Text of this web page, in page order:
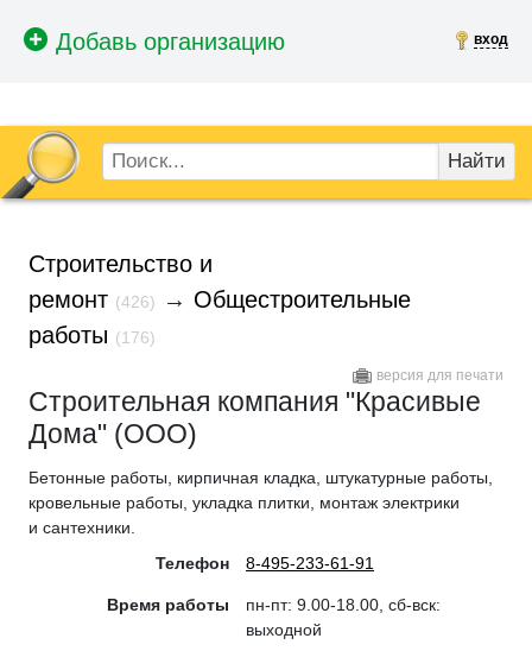
вход
Найти
Строительство и
ремонт (426) → Общестроительные
работы (176)
версия для печати
Строительная компания "Красивые
Дома" (ООО)
Бетонные работы, кирпичная кладка, штукатурные работы,
кровельные работы, укладка плитки, монтаж электрики
и сантехники.
Телефон
8-495-233-61-91
Время работы
пн-пт: 9.00-18.00, сб-вск:
выходной